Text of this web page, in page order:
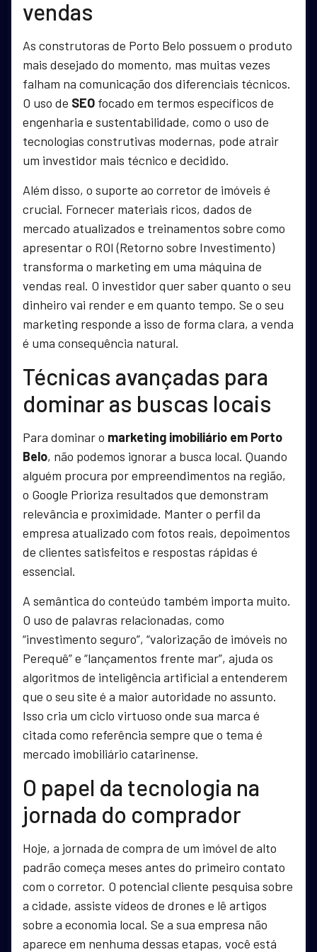
vendas
As construtoras de Porto Belo possuem o produto
mais desejado do momento, mas muitas vezes
falham na comunicação dos diferenciais técnicos.
O uso de SEO focado em termos específicos de
engenharia e sustentabilidade, como o uso de
tecnologias construtivas modernas, pode atrair
um investidor mais técnico e decidido.
Além disso, o suporte ao corretor de imóveis é
crucial. Fornecer materiais ricos, dados de
mercado atualizados e treinamentos sobre como
apresentar o ROI (Retorno sobre Investimento)
transforma o marketing em uma máquina de
vendas real. O investidor quer saber quanto o seu
dinheiro vai render e em quanto tempo. Se o seu
marketing responde a isso de forma clara, a venda
é uma consequência natural.
Técnicas avançadas para
dominar as buscas locais
Para dominar o marketing imobiliário em Porto
Belo, não podemos ignorar a busca local. Quando
alguém procura por empreendimentos na região,
o Google Prioriza resultados que demonstram
relevância e proximidade. Manter o perfil da
empresa atualizado com fotos reais, depoimentos
de clientes satisfeitos e respostas rápidas é
essencial.
A semântica do conteúdo também importa muito.
O uso de palavras relacionadas, como
“investimento seguro”, “valorização de imóveis no
Perequê” e “lançamentos frente mar”, ajuda os
algoritmos de inteligência artificial a entenderem
que o seu site é a maior autoridade no assunto.
Isso cria um ciclo virtuoso onde sua marca é
citada como referência sempre que o tema é
mercado imobiliário catarinense.
O papel da tecnologia na
jornada do comprador
Hoje, a jornada de compra de um imóvel de alto
padrão começa meses antes do primeiro contato
com o corretor. O potencial cliente pesquisa sobre
a cidade, assiste vídeos de drones e lê artigos
sobre a economia local. Se a sua empresa não
aparece em nenhuma dessas etapas, você está